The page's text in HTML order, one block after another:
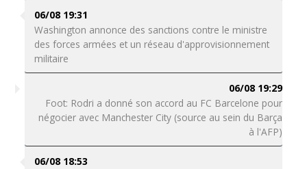
06/08 19:31
Washington annonce des sanctions contre le ministre
des forces armées et un réseau d'approvisionnement
militaire
06/08 19:29
Foot: Rodri a donné son accord au FC Barcelone pour
négocier avec Manchester City (source au sein du Barça
à l'AFP)
06/08 18:53